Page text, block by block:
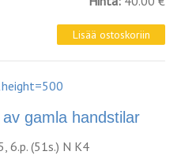
gamla handstilar
6.p. (51s.) N K4